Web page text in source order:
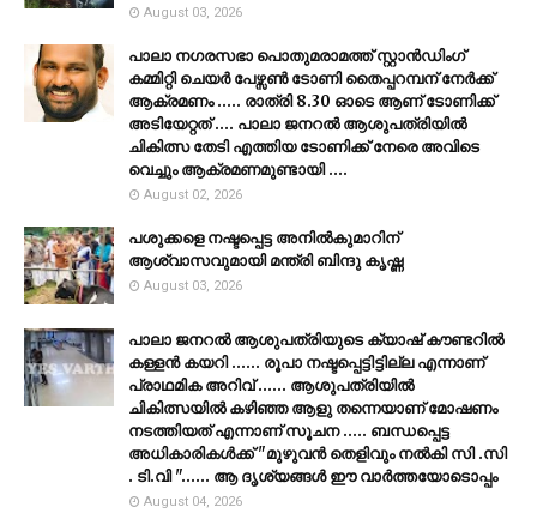
August 03, 2026
പാലാ നഗരസഭാ പൊതുമരാമത്ത് സ്റ്റാൻഡിംഗ്
കമ്മിറ്റി ചെയർ പേഴ്സൺ ടോണി തൈപ്പറമ്പന് നേർക്ക്
ആക്രമണം ..... രാത്രി 8.30 ഓടെ ആണ് ടോണിക്ക്
അടിയേറ്റത് .... പാലാ ജനറൽ ആശുപത്രിയിൽ
ചികിത്സ തേടി എത്തിയ ടോണിക്ക് നേരെ അവിടെ
വെച്ചും ആക്രമണമുണ്ടായി ....
August 02, 2026
പശുക്കളെ നഷ്ടപ്പെട്ട അനിൽകുമാറിന്
ആശ്വാസവുമായി മന്ത്രി ബിന്ദു കൃഷ്ണ
August 03, 2026
പാലാ ജനറൽ ആശുപത്രിയുടെ ക്യാഷ് കൗണ്ടറിൽ
കള്ളൻ കയറി ...... രൂപാ നഷ്ടപ്പെട്ടിട്ടില്ല എന്നാണ്
പ്രാഥമിക അറിവ് ...... ആശുപത്രിയിൽ
ചികിത്സയിൽ കഴിഞ്ഞ ആളു തന്നെയാണ് മോഷണം
നടത്തിയത് എന്നാണ് സൂചന ..... ബന്ധപ്പെട്ട
അധികാരികൾക്ക് "മുഴുവൻ തെളിവും നൽകി സി .സി
. ടി.വി "...... ആ ദൃശ്യങ്ങൾ ഈ വാർത്തയോടൊപ്പം
August 04, 2026